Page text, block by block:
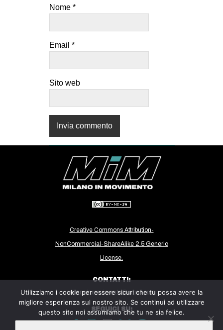
Nome *
Email *
Sito web
Creative Commons Attribution-
NonCommercial-ShareAlike 2.5 Generic
License.
CONTATTI:
milanoinmovimento@gmail.com
SEGUICI SU:
Utilizziamo i cookie per essere sicuri che tu possa avere la
migliore esperienza sul nostro sito. Se continui ad utilizzare
questo sito noi assumiamo che tu ne sia felice.